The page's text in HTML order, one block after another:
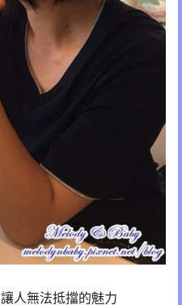
讓人無法抵擋的魅力